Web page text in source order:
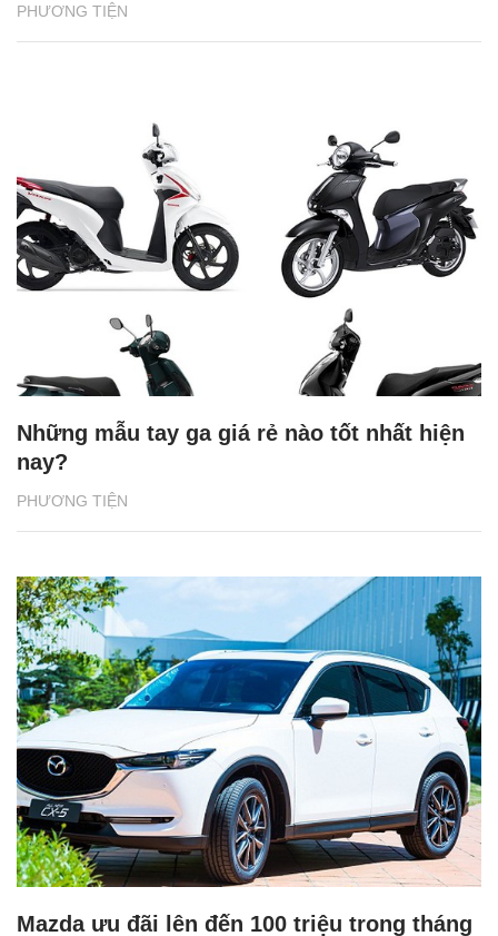
PHƯƠNG TIỆN
PHƯƠNG TIỆN
Những mẫu tay ga giá rẻ nào tốt nhất hiện
nay?
Mazda ưu đãi lên đến 100 triệu trong tháng